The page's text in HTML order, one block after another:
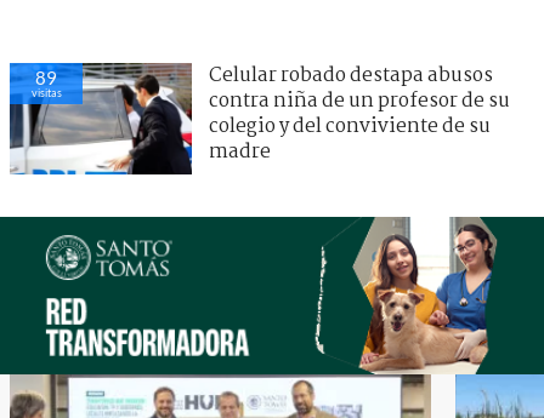
89
visitas
Celular robado destapa abusos
contra niña de un profesor de su
colegio y del conviviente de su
madre